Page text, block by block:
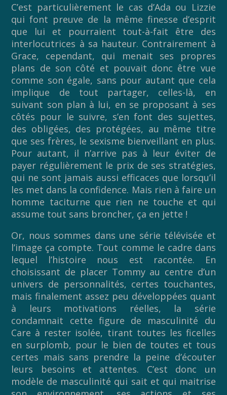
C’est particulièrement le cas d’Ada ou Lizzie
qui font preuve de la même finesse d’esprit
que lui et pourraient tout-à-fait être des
interlocutrices à sa hauteur. Contrairement à
Grace, cependant, qui menait ses propres
plans de son côté et pouvait donc être vue
comme son égale, sans pour autant que cela
implique de tout partager, celles-là, en
suivant son plan à lui, en se proposant à ses
côtés pour le suivre, s’en font des sujettes,
des obligées, des protégées, au même titre
que ses frères, le sexisme bienveillant en plus.
Pour autant, il n’arrive pas à leur éviter de
payer régulièrement le prix de ses stratégies,
qui ne sont jamais aussi efficaces que lorsqu’il
les met dans la confidence. Mais rien à faire un
homme taciturne que rien ne touche et qui
assume tout sans broncher, ça en jette !
Or, nous sommes dans une série télévisée et
l’image ça compte. Tout comme le cadre dans
lequel l’histoire nous est racontée. En
choisissant de placer Tommy au centre d’un
univers de personnalités, certes touchantes,
mais finalement assez peu développées quant
à leurs motivations réelles, la série
condamnait cette figure de masculinité du
Care à rester isolée, tirant toutes les ficelles
en surplomb, pour le bien de toutes et tous
certes mais sans prendre la peine d’écouter
leurs besoins et attentes. C’est donc un
modèle de masculinité qui sait et qui maitrise